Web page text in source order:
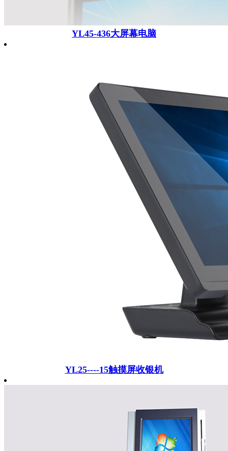
YL45-436大屏幕电脑
YL25----15触摸屏收银机